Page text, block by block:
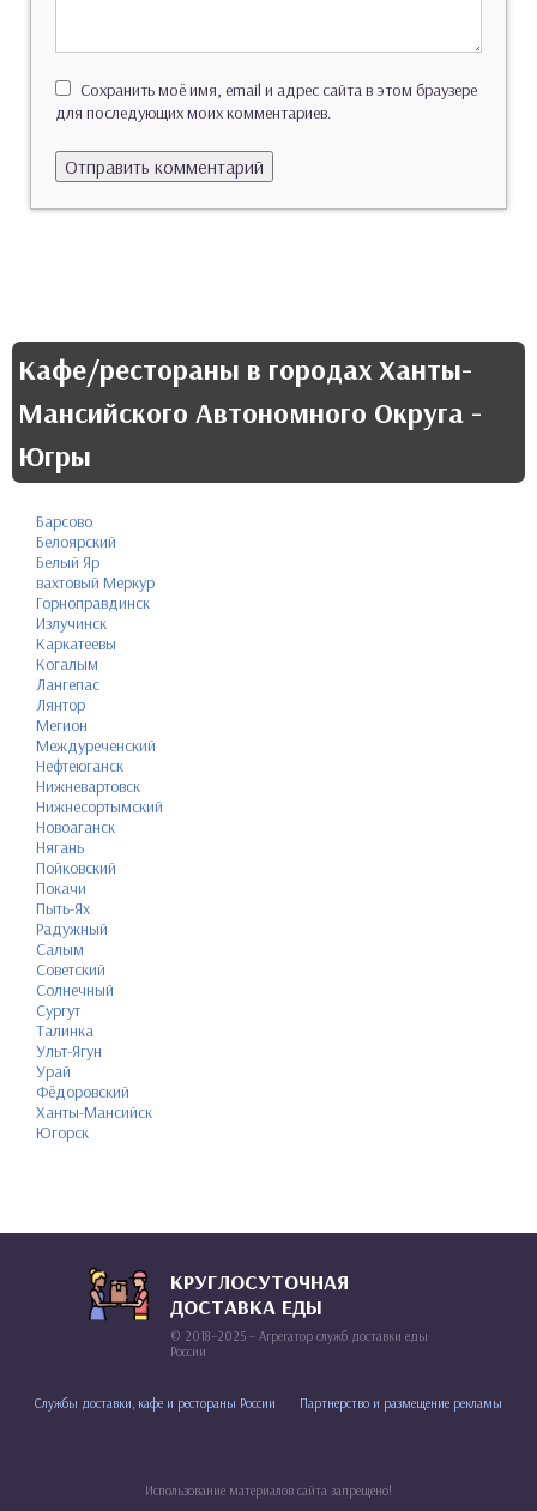
Сохранить моё имя, email и адрес сайта в этом браузере
для последующих моих комментариев.
Кафе/рестораны в городах Ханты-
Мансийского Автономного Округа -
Югры
Барсово
Белоярский
Белый Яр
вахтовый Меркур
Горноправдинск
Излучинск
Каркатеевы
Когалым
Лангепас
Лянтор
Мегион
Междуреченский
Нефтеюганск
Нижневартовск
Нижнесортымский
Новоаганск
Нягань
Пойковский
Покачи
Пыть-Ях
Радужный
Салым
Советский
Солнечный
Сургут
Талинка
Ульт-Ягун
Урай
Фёдоровский
Ханты-Мансийск
Югорск
КРУГЛОСУТОЧНАЯ
ДОСТАВКА ЕДЫ
© 2018–2025 – Агрегатор служб доставки еды
России
Службы доставки, кафе и рестораны России Партнерство и размещение рекламы
Использование материалов сайта запрещено!